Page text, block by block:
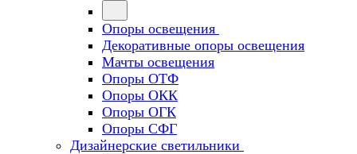
Опоры освещения
Декоративные опоры освещения
Мачты освещения
Опоры ОТФ
Опоры ОКК
Опоры ОГК
Опоры СФГ
Дизайнерские светильники